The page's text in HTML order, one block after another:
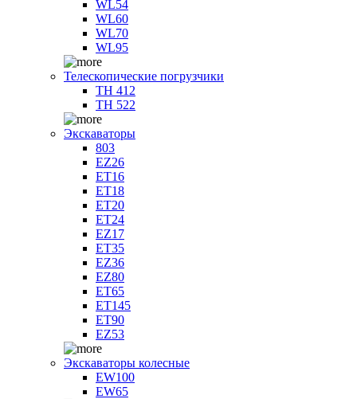
WL54
WL60
WL70
WL95
Телескопические погрузчики
TH 412
TH 522
Экскаваторы
803
EZ26
ET16
ET18
ET20
ET24
EZ17
ET35
EZ36
EZ80
ET65
ET145
ET90
EZ53
Экскаваторы колесные
EW100
EW65